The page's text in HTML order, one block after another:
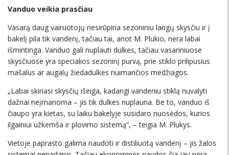
Vanduo veikia prasčiau
Vasarą daug vairuotojų nesirūpina sezoniniu langų skysčiu ir į
bakelį pila tik vandenį, tačiau tai, anot M. Plukio, nėra labai
išmintinga. Vanduo gali nuplauti dulkes, tačiau vasariniuose
skysčiuose yra specialios sezoninį purvą, prie stiklo prilipusius
mašalus ar augalų žiedadulkes nuimančios medžiagos.
„Labai skiriasi skysčių išeiga, kadangi vandeniu stiklą nuvalyti
dažnai neįmanoma – jis tik dulkes nuplauna. Be to, vanduo iš
čiaupo yra kietas, su laiku bakelyje susidaro nuosėdos, kurios
ilgainiui užkemša ir plovimo sistemą“, – teigia M. Plukys.
Vietoje paprasto galima naudoti ir distiliuotą vandenį – jis žalos